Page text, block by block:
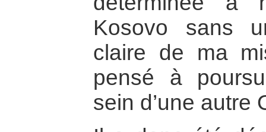
Kosovo sans
claire de ma
pensé à
sein d’une autre